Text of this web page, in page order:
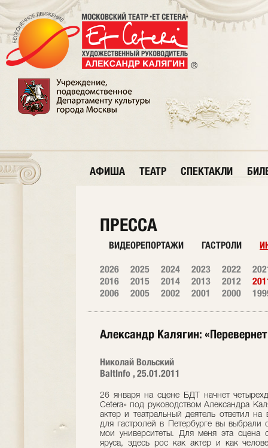
АФИША ТЕАТР СПЕКТАКЛИ
ПРЕССА
ВИДЕОРЕПОРТАЖИ ГАСТРОЛИ
2026 2025 2024 2023 2022
2016
2015 2014 2013 2012
2006
2005 2002 2001 2000
Александр Калягин:
Николай Вольский
BaltInfo , 25.01.2011
26 января на сцене БДТ начнет
Cetera» под руководством Александра
актер и театральный деятель ответил
для гастролей в Петербурге вы
мои университеты. Для меня эта сцена
яруса, здесь рос как актер и как